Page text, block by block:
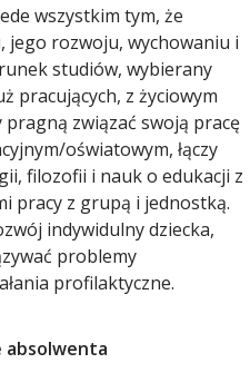
wszystkim tym, że
jego rozwoju, wychowaniu i
studiów, wybierany
pracujących, z życiowym
związać swoją pracę
oświatowym, łączy
filozofii i nauk o edukacji z
pracy z grupą i jednostką.
indywidulny dziecka,
problemy
profilaktyczne.
absolwenta